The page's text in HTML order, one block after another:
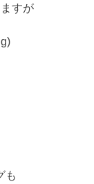
すが
も